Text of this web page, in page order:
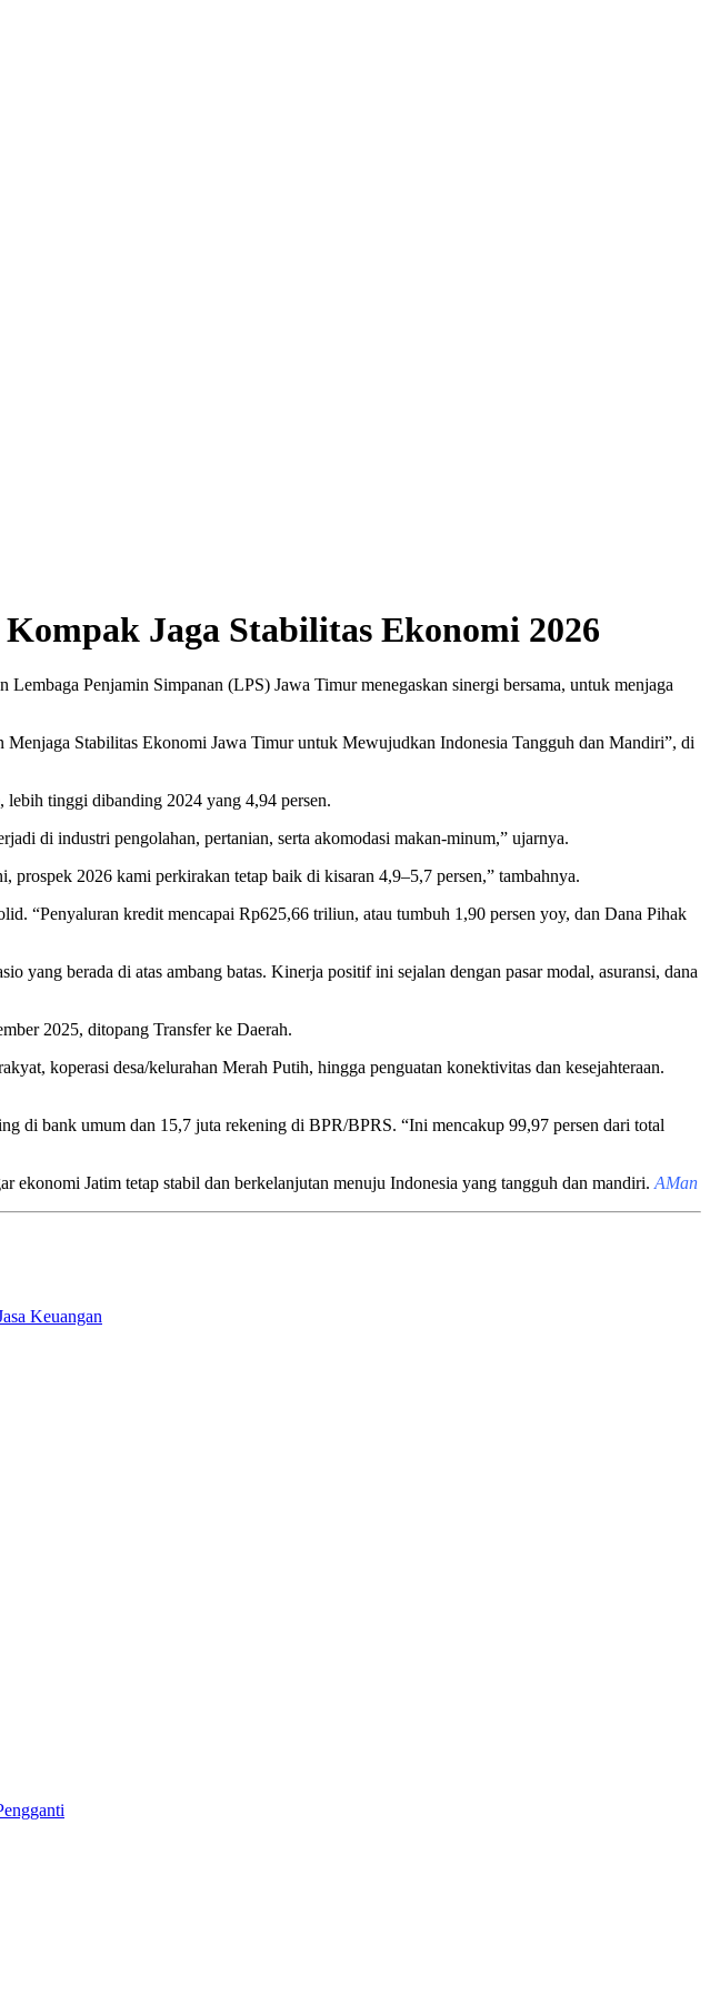
Jaga Stabilitas Ekonomi 2026
Penjamin Simpanan (LPS) Jawa Timur menegaskan sinergi bersama, untuk menjaga
Stabilitas Ekonomi Jawa Timur untuk Mewujudkan Indonesia Tangguh dan Mandiri”, di
tinggi dibanding 2024 yang 4,94 persen.
di industri pengolahan, pertanian, serta akomodasi makan-minum,” ujarnya.
2026 kami perkirakan tetap baik di kisaran 4,9–5,7 persen,” tambahnya.
“Penyaluran kredit mencapai Rp625,66 triliun, atau tumbuh 1,90 persen yoy, dan Dana Pihak
yang berada di atas ambang batas. Kinerja positif ini sejalan dengan pasar modal, asuransi, dana
2025, ditopang Transfer ke Daerah.
koperasi desa/kelurahan Merah Putih, hingga penguatan konektivitas dan kesejahteraan.
di bank umum dan 15,7 juta rekening di BPR/BPRS. “Ini mencakup 99,97 persen dari total
ekonomi Jatim tetap stabil dan berkelanjutan menuju Indonesia yang tangguh dan mandiri. AMan
Keuangan